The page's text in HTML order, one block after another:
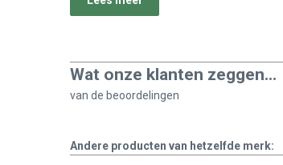
Wat onze klanten zeggen...
van de beoordelingen
Andere producten van hetzelfde merk: